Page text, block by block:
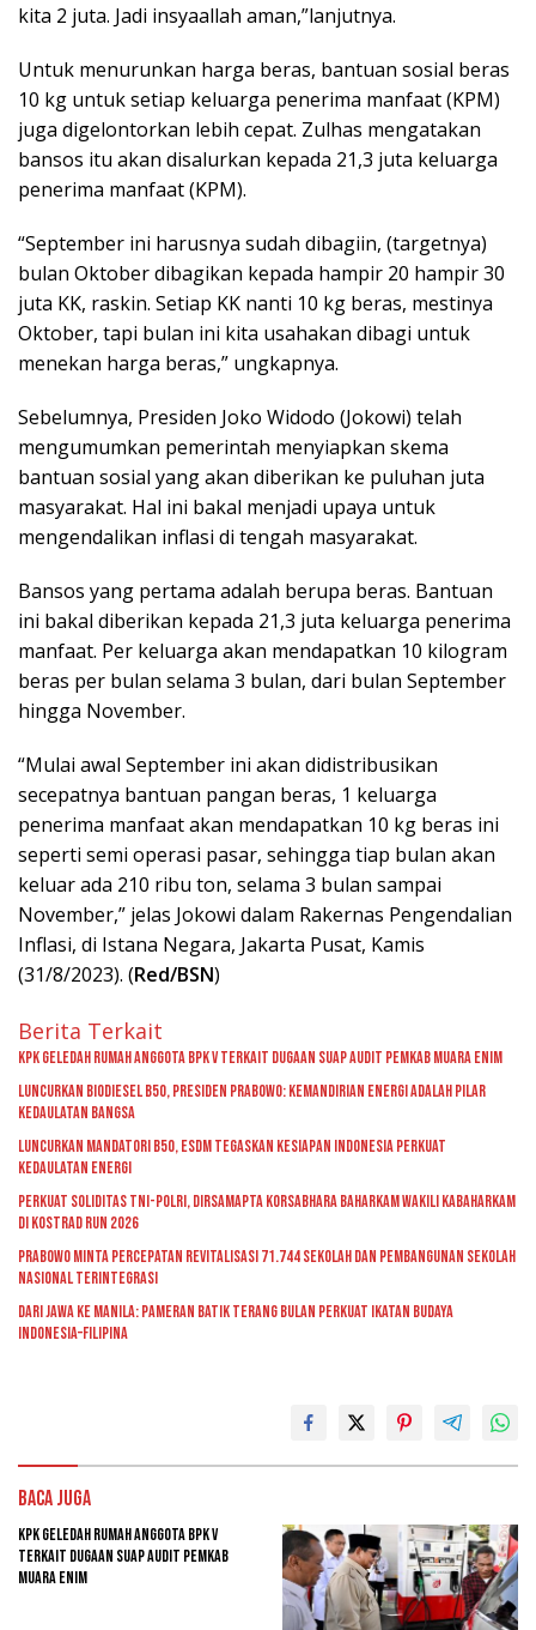
kita 2 juta. Jadi insyaallah aman,”lanjutnya.
Untuk menurunkan harga beras, bantuan sosial beras
10 kg untuk setiap keluarga penerima manfaat (KPM)
juga digelontorkan lebih cepat. Zulhas mengatakan
bansos itu akan disalurkan kepada 21,3 juta keluarga
penerima manfaat (KPM).
“September ini harusnya sudah dibagiin, (targetnya)
bulan Oktober dibagikan kepada hampir 20 hampir 30
juta KK, raskin. Setiap KK nanti 10 kg beras, mestinya
Oktober, tapi bulan ini kita usahakan dibagi untuk
menekan harga beras,” ungkapnya.
Sebelumnya, Presiden Joko Widodo (Jokowi) telah
mengumumkan pemerintah menyiapkan skema
bantuan sosial yang akan diberikan ke puluhan juta
masyarakat. Hal ini bakal menjadi upaya untuk
mengendalikan inflasi di tengah masyarakat.
Bansos yang pertama adalah berupa beras. Bantuan
ini bakal diberikan kepada 21,3 juta keluarga penerima
manfaat. Per keluarga akan mendapatkan 10 kilogram
beras per bulan selama 3 bulan, dari bulan September
hingga November.
“Mulai awal September ini akan didistribusikan
secepatnya bantuan pangan beras, 1 keluarga
penerima manfaat akan mendapatkan 10 kg beras ini
seperti semi operasi pasar, sehingga tiap bulan akan
keluar ada 210 ribu ton, selama 3 bulan sampai
November,” jelas Jokowi dalam Rakernas Pengendalian
Inflasi, di Istana Negara, Jakarta Pusat, Kamis
(31/8/2023). (Red/BSN)
Berita Terkait
KPK Geledah Rumah Anggota BPK V Terkait Dugaan Suap Audit Pemkab Muara Enim
Luncurkan Biodiesel B50, Presiden Prabowo: Kemandirian Energi adalah Pilar
Kedaulatan Bangsa
Luncurkan Mandatori B50, ESDM Tegaskan Kesiapan Indonesia Perkuat
Kedaulatan Energi
Perkuat Soliditas TNI-Polri, Dirsamapta Korsabhara Baharkam Wakili Kabaharkam
di Kostrad Run 2026
Prabowo Minta Percepatan Revitalisasi 71.744 Sekolah dan Pembangunan Sekolah
Nasional Terintegrasi
Dari Jawa ke Manila: Pameran Batik Terang Bulan Perkuat Ikatan Budaya
Indonesia–Filipina
Baca Juga
KPK Geledah Rumah Anggota BPK V
Terkait Dugaan Suap Audit Pemkab
Muara Enim